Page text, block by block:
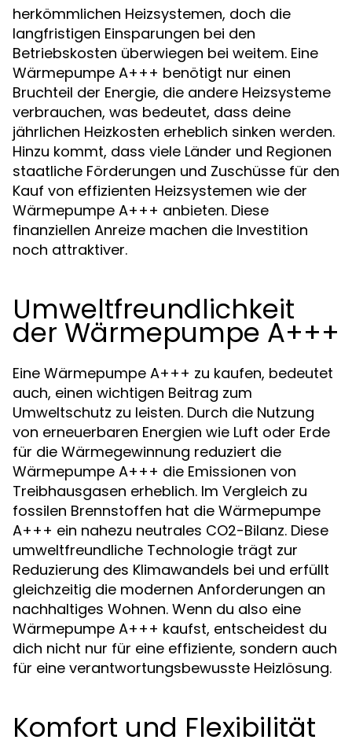
herkömmlichen Heizsystemen, doch die
langfristigen Einsparungen bei den
Betriebskosten überwiegen bei weitem. Eine
Wärmepumpe A+++ benötigt nur einen
Bruchteil der Energie, die andere Heizsysteme
verbrauchen, was bedeutet, dass deine
jährlichen Heizkosten erheblich sinken werden.
Hinzu kommt, dass viele Länder und Regionen
staatliche Förderungen und Zuschüsse für den
Kauf von effizienten Heizsystemen wie der
Wärmepumpe A+++ anbieten. Diese
finanziellen Anreize machen die Investition
noch attraktiver.
Umweltfreundlichkeit
der Wärmepumpe A+++
Eine Wärmepumpe A+++ zu kaufen, bedeutet
auch, einen wichtigen Beitrag zum
Umweltschutz zu leisten. Durch die Nutzung
von erneuerbaren Energien wie Luft oder Erde
für die Wärmegewinnung reduziert die
Wärmepumpe A+++ die Emissionen von
Treibhausgasen erheblich. Im Vergleich zu
fossilen Brennstoffen hat die Wärmepumpe
A+++ ein nahezu neutrales CO2-Bilanz. Diese
umweltfreundliche Technologie trägt zur
Reduzierung des Klimawandels bei und erfüllt
gleichzeitig die modernen Anforderungen an
nachhaltiges Wohnen. Wenn du also eine
Wärmepumpe A+++ kaufst, entscheidest du
dich nicht nur für eine effiziente, sondern auch
für eine verantwortungsbewusste Heizlösung.
Komfort und Flexibilität